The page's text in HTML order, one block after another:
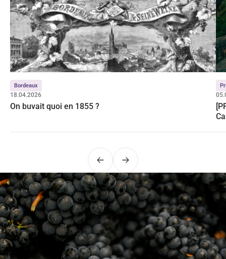
Bordeaux
18.04.2026
On buvait quoi en 1855 ?
PrécédentSuivant